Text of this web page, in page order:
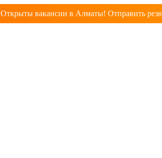
Открыты вакансии в Алматы! Отправить